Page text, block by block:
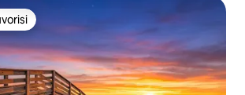
en beğenilenler arasında